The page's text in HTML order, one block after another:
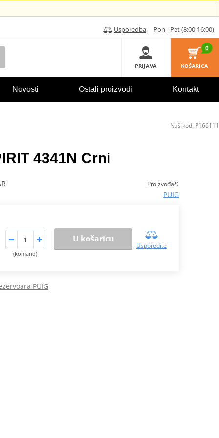
Usporedba Pon - Pet (8:00-16:00)
PRIJAVA
0
KOŠARICA
Novosti Ostali proizvodi Kontakt
4341N Crni
Proizvođač:
PUIG
(komand)
U košaricu
Usporedite
PUIG
Naš kod: P166111